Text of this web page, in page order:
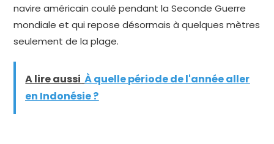
navire américain coulé pendant la Seconde Guerre
mondiale et qui repose désormais à quelques mètres
seulement de la plage.
A lire aussi À quelle période de l'année aller
en Indonésie ?